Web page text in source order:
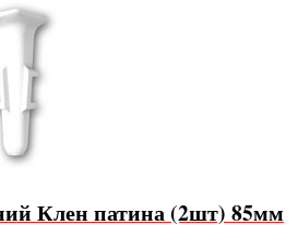
Клен патина (2шт) 85мм